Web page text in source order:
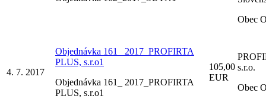
Obec
4. 7. 2017
Objednávka 161_ 2017_PROFIRTA
PLUS, s.r.o1
Objednávka 161_ 2017_PROFIRTA
PLUS, s.r.o1
105,00
EUR
s.r.o.
Obec